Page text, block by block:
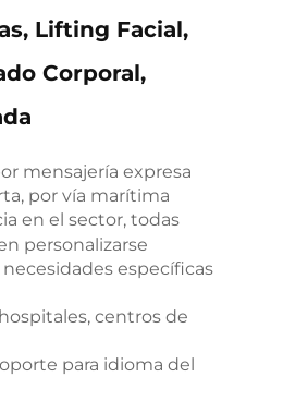
Lifting Facial,
Corporal,
mensajería expresa
por vía marítima
en el sector, todas
personalizarse
específicas
centros de
para idioma del